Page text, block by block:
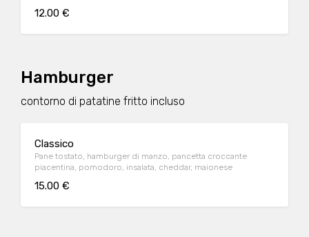
12.00 €
Hamburger
contorno di patatine fritto incluso
Classico
Pane tostato, hamburger di manzo, pancetta croccante
piacentina, pomodoro, insalata, cheddar, maionese
15.00 €